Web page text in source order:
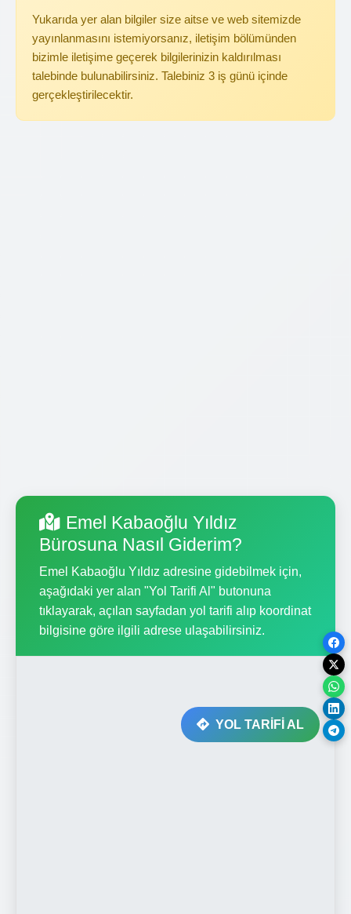
Yukarıda yer alan bilgiler size aitse ve web sitemizde
yayınlanmasını istemiyorsanız, iletişim bölümünden
bizimle iletişime geçerek bilgilerinizin kaldırılması
talebinde bulunabilirsiniz. Talebiniz 3 iş günü içinde
gerçekleştirilecektir.
Emel Kabaoğlu Yıldız
Bürosuna Nasıl Giderim?
Emel Kabaoğlu Yıldız adresine gidebilmek için,
aşağıdaki yer alan "Yol Tarifi Al" butonuna
tıklayarak, açılan sayfadan yol tarifi alıp koordinat
bilgisine göre ilgili adrese ulaşabilirsiniz.
YOL TARİFİ AL